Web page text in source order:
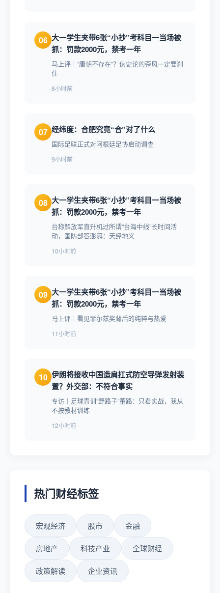
06 大一学生夹带6张“小抄”考科目一当场被
抓：罚款2000元，禁考一年
马上评｜“唐朝不存在”？伪史论的歪风一定要刹
住
8小时前
07 经纬度：合肥究竟“合”对了什么
国际足联正式对阿根廷足协启动调查
9小时前
08 大一学生夹带6张“小抄”考科目一当场被
抓：罚款2000元，禁考一年
台称解放军直升机过所谓“台海中线”长时间活
动，国防部答澎湃：天经地义
10小时前
09 大一学生夹带6张“小抄”考科目一当场被
抓：罚款2000元，禁考一年
马上评｜看见菲尔兹奖背后的纯粹与热爱
11小时前
10 伊朗将接收中国造肩扛式防空导弹发射装
置？外交部：不符合事实
专访｜足球青训“野路子”董路：只看实战，我从
不按教材训练
12小时前
热门财经标签
宏观经济 股市 金融
房地产 科技产业 全球财经
政策解读 企业资讯